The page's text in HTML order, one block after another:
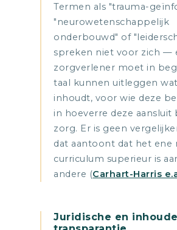
Termen als "trauma-
"neurowetenschappelijk
onderbouwd" of
spreken niet voor zich —
zorgverlener moet in
taal kunnen uitleggen
inhoudt, voor wie deze
in hoeverre deze aansluit
zorg. Er is geen
dat aantoont dat het ene
curriculum superieur is
andere (Carhart-Harris
Juridische en